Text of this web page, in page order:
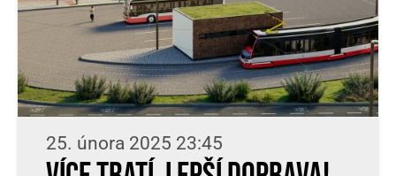
25. února 2025 23:45